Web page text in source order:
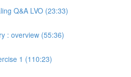
Q&A LVO (23:33)
: overview (55:36)
1 (110:23)